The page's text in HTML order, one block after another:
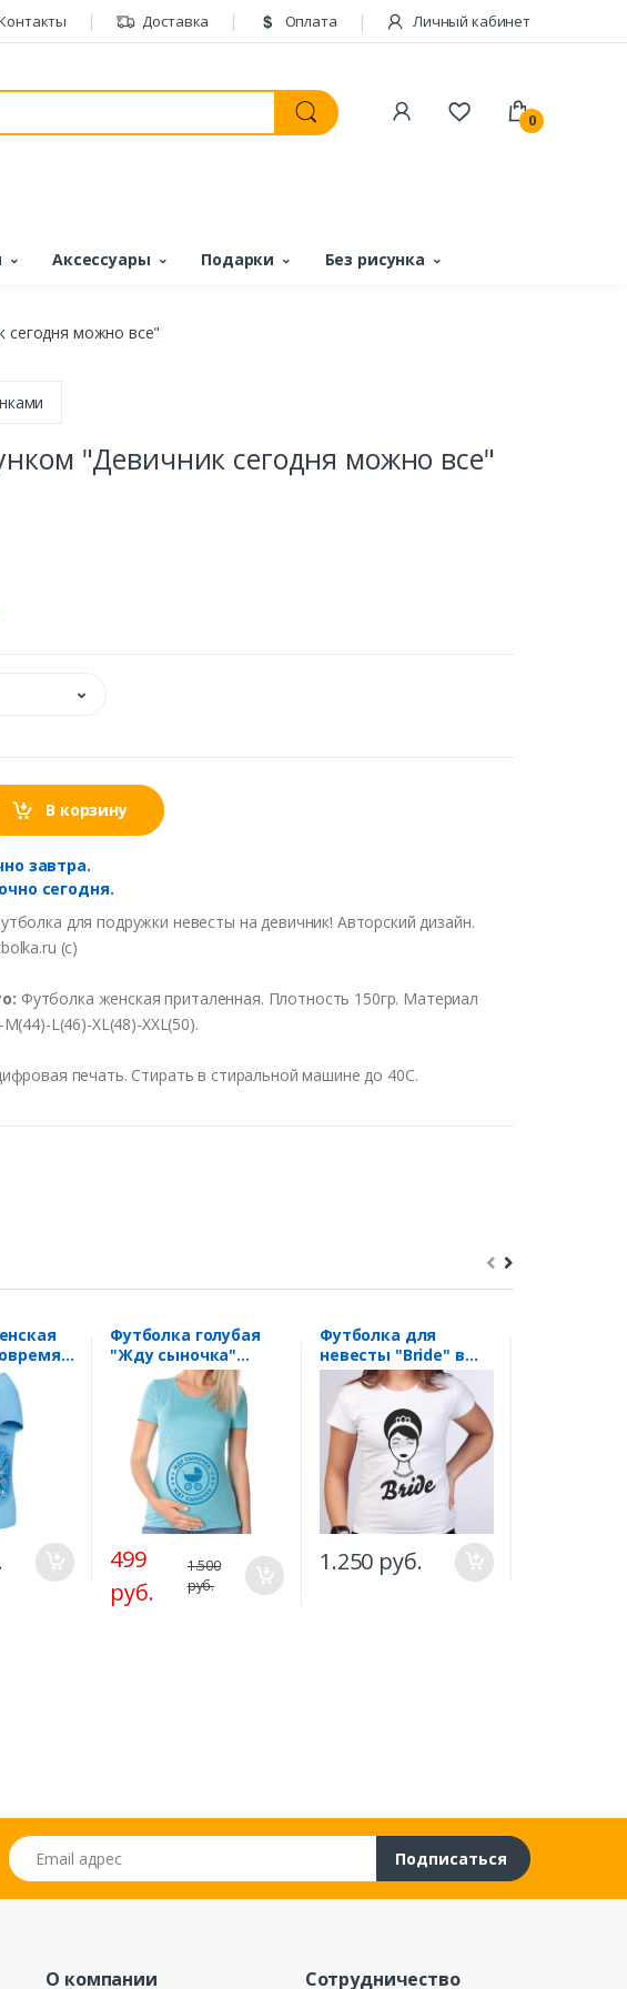
Доставка Оплата Личный кабинет
0
Аксессуары Подарки Без рисунка
сегодня можно все"
"Девичник сегодня можно все"
В корзину
завтра.
сегодня.
для подружки невесты на девичник! Авторский дизайн.
(c)
Футболка женская приталенная. Плотность 150гр. Материал
L(46)-XL(48)-XXL(50).
печать. Стирать в стиральной машине до 40С.
Футболка голубая
"Жду сыночка"
печать
499
руб.
1.500
руб.
Футболка для
невесты "Bride" в
стиле тиффани
1.250 руб.
Email адрес
Подписаться
О компании Сотрудничество